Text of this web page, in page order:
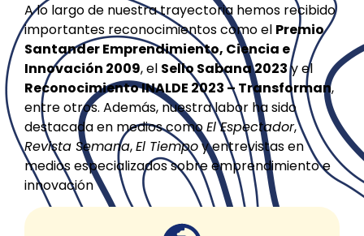
A lo largo de nuestra trayectoria hemos recibido
importantes reconocimientos como el Premio
Santander Emprendimiento, Ciencia e
Innovación 2009, el Sello Sabana 2023y el
Reconocimiento INALDE 2023 – Transforman,
entre otros. Además, nuestra labor ha sido
destacada en medios comoEl Espectador,
Revista Semana,El Tiempoy entrevistas en
medios especializados sobre emprendimiento e
innovación